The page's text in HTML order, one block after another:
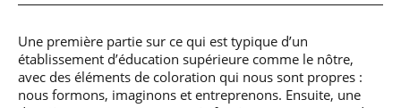
Une première partie sur ce qui est typique d’un
établissement d’éducation supérieure comme le nôtre,
avec des éléments de coloration qui nous sont propres :
nous formons, imaginons et entreprenons. Ensuite, une